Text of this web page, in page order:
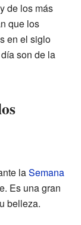
de los más
que los
en el siglo
son de la
laSemana
Es una gran
belleza.